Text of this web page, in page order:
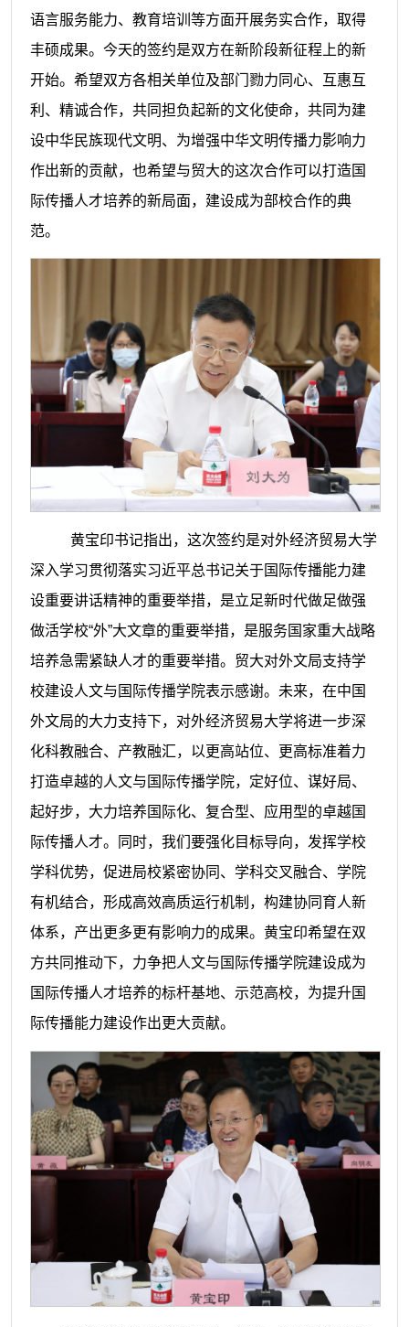
语言服务能力、教育培训等方面开展务实合作，取得
丰硕成果。今天的签约是双方在新阶段新征程上的新
开始。希望双方各相关单位及部门勠力同心、互惠互
利、精诚合作，共同担负起新的文化使命，共同为建
设中华民族现代文明、为增强中华文明传播力影响力
作出新的贡献，也希望与贸大的这次合作可以打造国
际传播人才培养的新局面，建设成为部校合作的典
范。
黄宝印书记指出，这次签约是对外经济贸易大学
深入学习贯彻落实习近平总书记关于国际传播能力建
设重要讲话精神的重要举措，是立足新时代做足做强
做活学校“外”大文章的重要举措，是服务国家重大战略
培养急需紧缺人才的重要举措。贸大对外文局支持学
校建设人文与国际传播学院表示感谢。未来，在中国
外文局的大力支持下，对外经济贸易大学将进一步深
化科教融合、产教融汇，以更高站位、更高标准着力
打造卓越的人文与国际传播学院，定好位、谋好局、
起好步，大力培养国际化、复合型、应用型的卓越国
际传播人才。同时，我们要强化目标导向，发挥学校
学科优势，促进局校紧密协同、学科交叉融合、学院
有机结合，形成高效高质运行机制，构建协同育人新
体系，产出更多更有影响力的成果。黄宝印希望在双
方共同推动下，力争把人文与国际传播学院建设成为
国际传播人才培养的标杆基地、示范高校，为提升国
际传播能力建设作出更大贡献。